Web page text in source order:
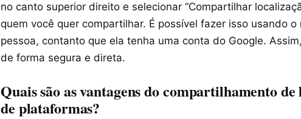
no canto superior direito e selecionar “Compartilhar
quem você quer compartilhar. É possível fazer isso usando
pessoa, contanto que ela tenha uma conta do Google.
de forma segura e direta.
Quais são as vantagens do compartilhamento
de plataformas?